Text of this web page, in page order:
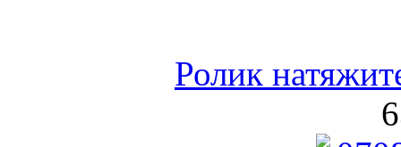
Ролик